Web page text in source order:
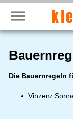
Die Bauernregeln
Vinzenz